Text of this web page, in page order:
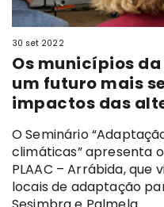
30 set 2022
Os municípios
um futuro mais
impactos das
O Seminário
climáticas” apresenta
PLAAC – Arrábida, que
locais de adaptação